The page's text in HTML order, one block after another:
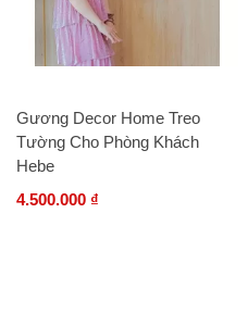
Gương Decor Home Treo
Tường Cho Phòng Khách
Hebe
4.500.000 ₫